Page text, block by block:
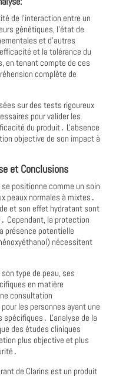
de l'interaction entre un
génétiques, l'état de
et d'autres
et la tolérance du
en tenant compte de ces
complète de
sur des tests rigoureux
pour valider les
du produit․ L'absence
objective de son impact à
et Conclusions
positionne comme un soin
peaux normales à mixtes․
et son effet hydratant sont
Cependant, la protection
présence potentielle
nécessitent
type de peau, ses
en matière
consultation
les personnes ayant une
L'analyse de la
des études cliniques
plus objective et plus
de Clarins est un produit